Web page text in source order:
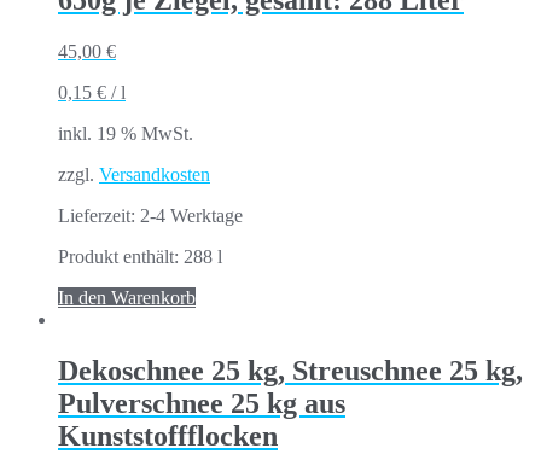
45,00 €
0,15 € /l
inkl. 19 % MwSt.
zzgl. Versandkosten
Lieferzeit: 2-4 Werktage
Produkt enthält: 288 l
In den Warenkorb
Dekoschnee 25 kg, Streuschnee 25 kg,
Pulverschnee 25 kg aus
Kunststoffflocken